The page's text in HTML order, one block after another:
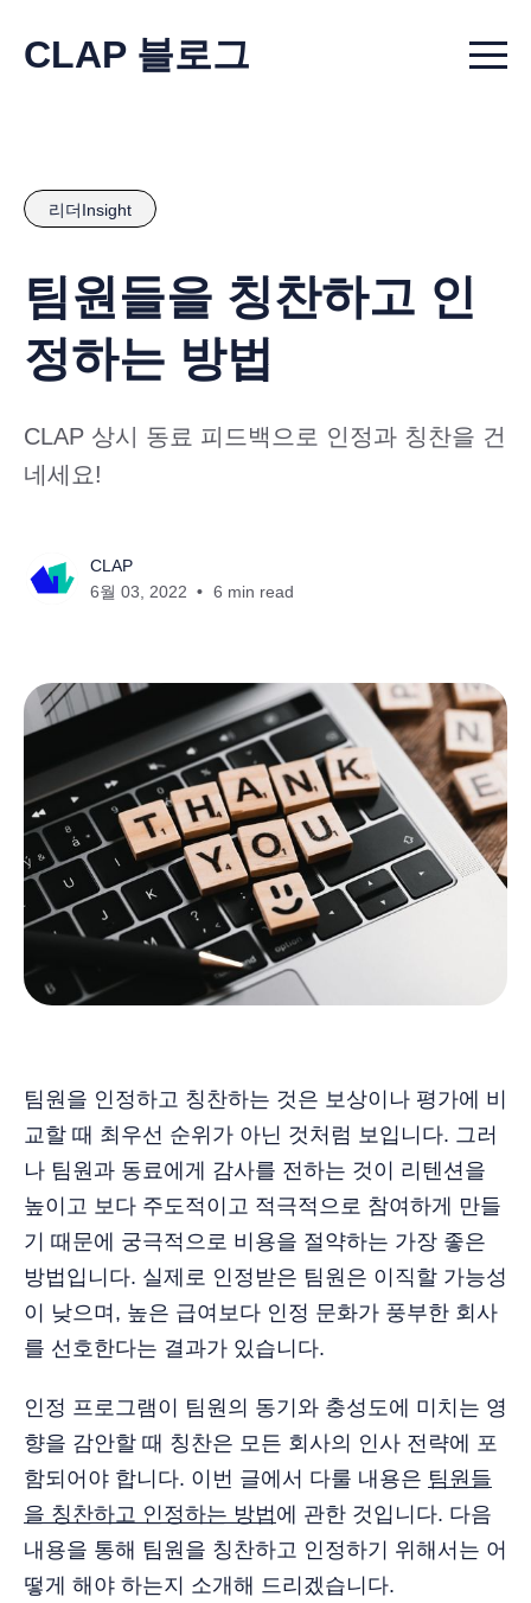
CLAP 블로그 Menu
리더Insight
팀원들을 칭찬하고 인
정하는 방법
CLAP 상시 동료 피드백으로 인정과 칭찬을 건
네세요!
CLAP
6월 03, 2022
6 min read
팀원을 인정하고 칭찬하는 것은 보상이나 평가에 비
교할 때 최우선 순위가 아닌 것처럼 보입니다. 그러
나 팀원과 동료에게 감사를 전하는 것이 리텐션을
높이고 보다 주도적이고 적극적으로 참여하게 만들
기 때문에 궁극적으로 비용을 절약하는 가장 좋은
방법입니다. 실제로 인정받은 팀원은 이직할 가능성
이 낮으며, 높은 급여보다 인정 문화가 풍부한 회사
를 선호한다는 결과가 있습니다.
인정 프로그램이 팀원의 동기와 충성도에 미치는 영
향을 감안할 때 칭찬은 모든 회사의 인사 전략에 포
함되어야 합니다. 이번 글에서 다룰 내용은 팀원들
을 칭찬하고 인정하는 방법 에 관한 것입니다. 다음
내용을 통해 팀원을 칭찬하고 인정하기 위해서는 어
떻게 해야 하는지 소개해 드리겠습니다.